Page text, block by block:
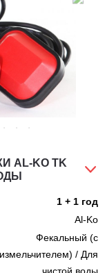
AL-KO TK
1 + 1 год
Al-Ko
Фекальный (с
измельчителем) / Для
чистой воды